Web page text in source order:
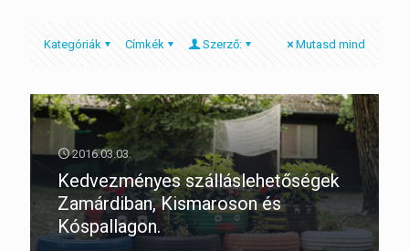
Kategóriák Címkék Szerző: Mutasd mind
2016.03.03.
Kedvezményes szálláslehetőségek
Zamárdiban, Kismaroson és
Kóspallagon.